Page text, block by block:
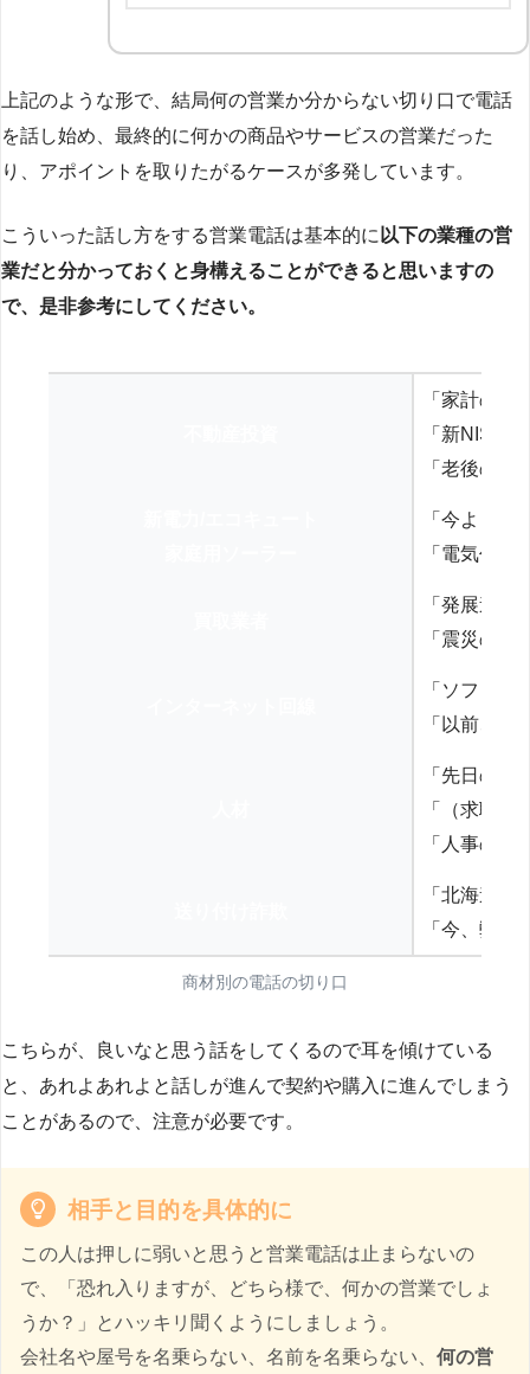
上記のような形で、結局何の営業か分からない切り口で電話
を話し始め、最終的に何かの商品やサービスの営業だった
り、アポイントを取りたがるケースが多発しています。
こういった話し方をする営業電話は基本的に 以下の業種の営
業だと分かっておくと身構えることができると思いますの
で、是非参考にしてください。
「家計の見
「新NISA
「老後の
「今より
「電気代を
「発展途
「震災の
「ソフト
「以前、
「先日の
「（求職
「人事の方
「北海道
「今、弊
商材別の電話の切り口
こちらが、良いなと思う話をしてくるので耳を傾けている
と、あれよあれよと話しが進んで契約や購入に進んでしまう
ことがあるので、注意が必要です。
相手と目的を具体的に
この人は押しに弱いと思うと営業電話は止まらないの
で、「恐れ入りますが、どちら様で、何かの営業でしょ
うか？」とハッキリ聞くようにしましょう。
会社名や屋号を名乗らない、名前を名乗らない、 何の営